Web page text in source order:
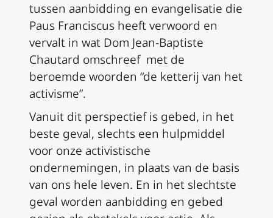
tussen aanbidding en evangelisatie die
Paus Franciscus heeft verwoord en
vervalt in wat Dom Jean-Baptiste
Chautard omschreef met de
beroemde woorden “de ketterij van het
activisme”.
Vanuit dit perspectief is gebed, in het
beste geval, slechts een hulpmiddel
voor onze activistische
ondernemingen, in plaats van de basis
van ons hele leven. En in het slechtste
geval worden aanbidding en gebed